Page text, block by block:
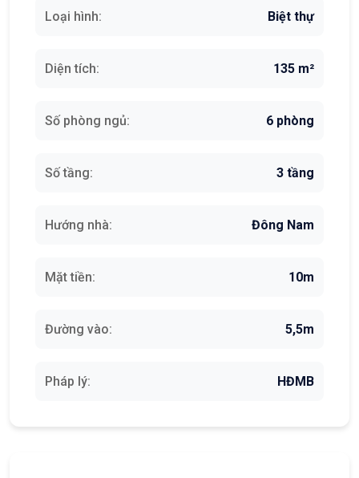
Loại hình: Biệt thự
Diện tích: 135 m²
Số phòng ngủ: 6 phòng
Số tầng: 3 tầng
Hướng nhà: Đông Nam
Mặt tiền: 10m
Đường vào: 5,5m
Pháp lý: HĐMB